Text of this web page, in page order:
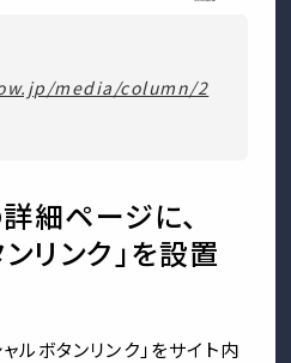
media/column/2
細ページに、
リンク」を設置
ルボタンリンク」をサイト内